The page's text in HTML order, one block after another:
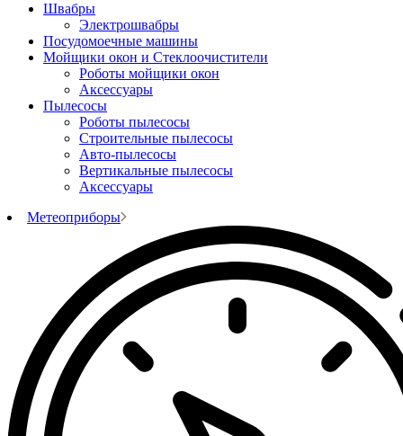
Швабры
Электрошвабры
Посудомоечные машины
Мойщики окон и Стеклоочистители
Роботы мойщики окон
Аксессуары
Пылесосы
Роботы пылесосы
Строительные пылесосы
Авто-пылесосы
Вертикальные пылесосы
Аксессуары
Метеоприборы